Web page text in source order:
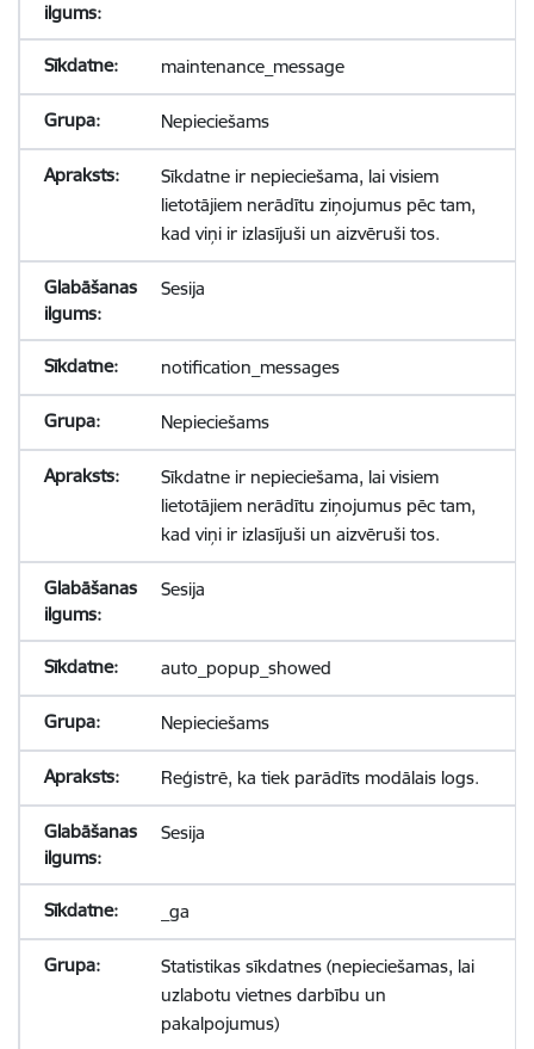
maintenance_message
Nepieciešams
Sīkdatne ir nepieciešama, lai visiem
lietotājiem nerādītu ziņojumus pēc tam,
kad viņi ir izlasījuši un aizvēruši tos.
Sesija
notification_messages
Nepieciešams
Sīkdatne ir nepieciešama, lai visiem
lietotājiem nerādītu ziņojumus pēc tam,
kad viņi ir izlasījuši un aizvēruši tos.
Sesija
auto_popup_showed
Nepieciešams
Reģistrē, ka tiek parādīts modālais logs.
Sesija
_ga
Statistikas sīkdatnes (nepieciešamas, lai
uzlabotu vietnes darbību un
pakalpojumus)